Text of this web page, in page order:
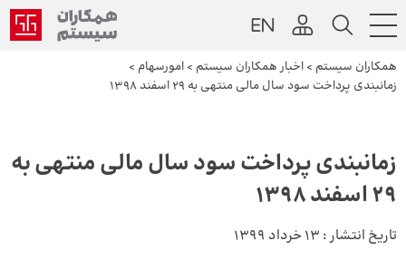
همکاران سیستم > اخبار همکاران سیستم > امورسهام >
زمانبندی پرداخت سود سال مالی منتهی به ۲۹ اسفند 1398
زمانبندی پرداخت سود سال مالی منتهی به
۲۹ اسفند 1398
تاریخ انتشار : 13 خرداد 1399